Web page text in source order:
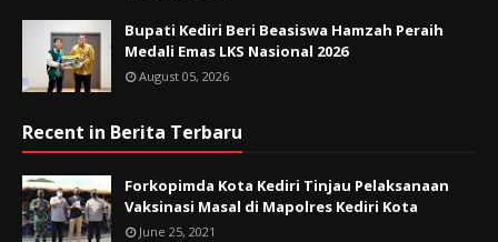
Bupati Kediri Beri Beasiswa Hamzah Peraih
Medali Emas LKS Nasional 2026
August 05, 2026
Recent in Berita Terbaru
Forkopimda Kota Kediri Tinjau Pelaksanaan
Vaksinasi Masal di Mapolres Kediri Kota
June 25, 2021